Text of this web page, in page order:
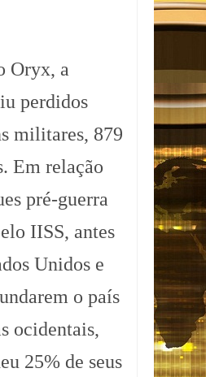
Oryx, a
perdidos
militares, 879
Em relação
pré-guerra
IISS, antes
Unidos e
o país
ocidentais,
25% de seus